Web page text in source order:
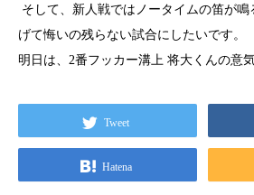
そして、新人戦ではノータイムの笛が鳴
げて悔いの残らない試合にしたいです。
明日は、2番フッカー溝上 将大くんの意
Tweet
Hatena